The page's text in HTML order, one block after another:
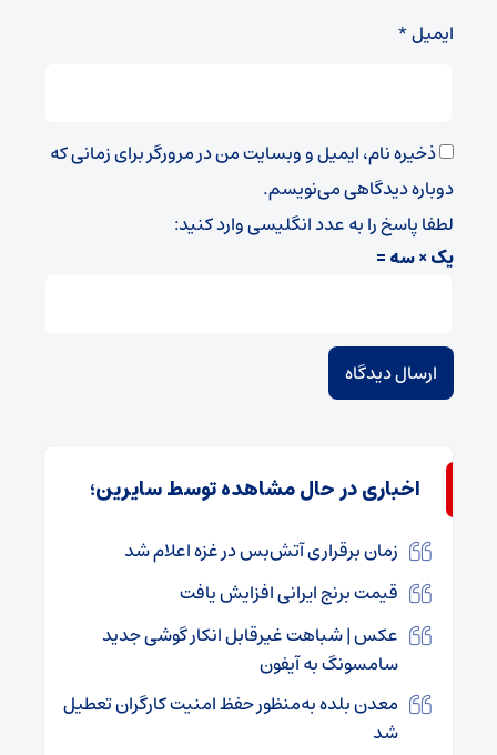
ایمیل*
ذخیره نام، ایمیل و وبسایت من در مرورگر برای زمانی که
دوباره دیدگاهی می‌نویسم.
لطفا پاسخ را به عدد انگلیسی وارد کنید:
یک × سه =
اخباری در حال مشاهده توسط سایرین؛
زمان برقراری آتش‌بس در غزه اعلام شد
قیمت برنج ایرانی افزایش یافت
عکس | شباهت غیرقابل انکار گوشی جدید
سامسونگ به آیفون
معدن بلده به‌منظور حفظ امنیت کارگران تعطیل
شد